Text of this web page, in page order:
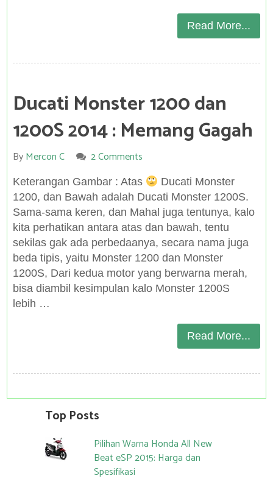
Read More...
Ducati Monster 1200 dan
1200S 2014 : Memang Gagah
ByMercon C 2 Comments
Keterangan Gambar : Atas
Ducati Monster
1200, dan Bawah adalah Ducati Monster 1200S.
Sama-sama keren, dan Mahal juga tentunya, kalo
kita perhatikan antara atas dan bawah, tentu
sekilas gak ada perbedaanya, secara nama juga
beda tipis, yaitu Monster 1200 dan Monster
1200S, Dari kedua motor yang berwarna merah,
bisa diambil kesimpulan kalo Monster 1200S
lebih …
Read More...
Top Posts
Pilihan Warna Honda All New
Beat eSP 2015: Harga dan
Spesifikasi